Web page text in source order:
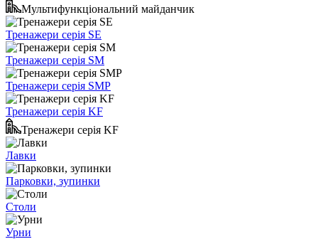
Мультифункціональний майданчик
Тренажери серія SE
Тренажери серія SM
Тренажери серія SMP
Тренажери серія KF
Тренажери серія KF
Лавки
Парковки, зупинки
Столи
Урни